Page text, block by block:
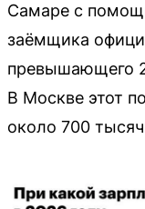
Самаре с
заёмщика
превышающего
В Москве этот
около 700